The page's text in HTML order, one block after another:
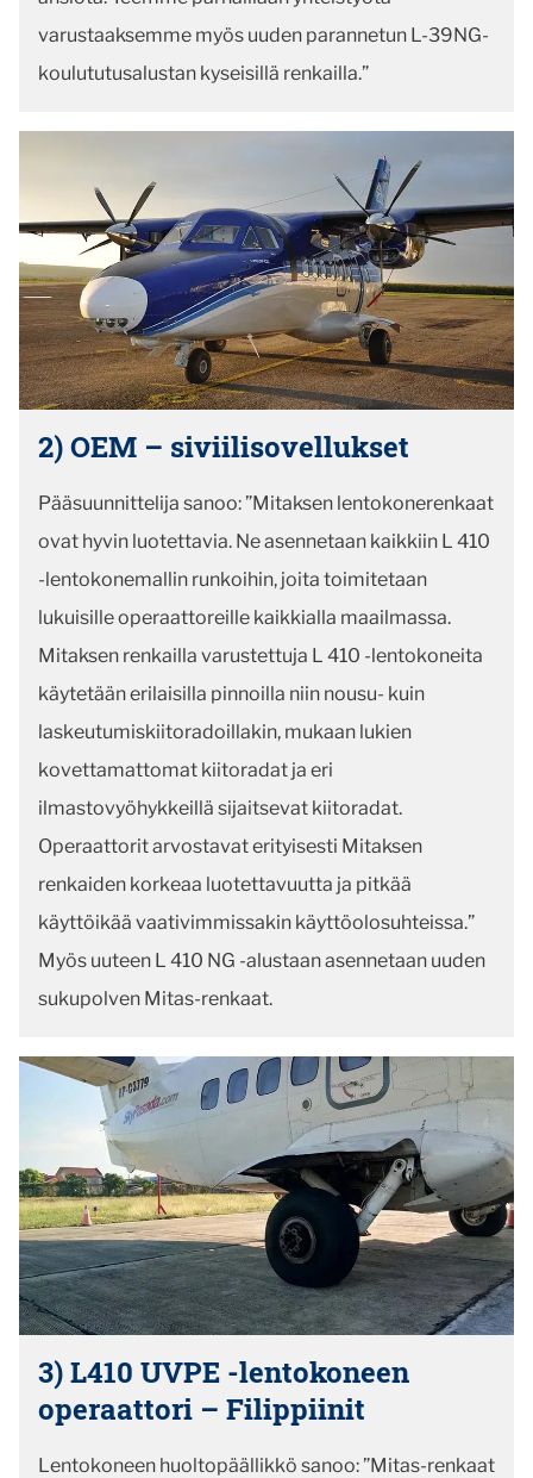
varustaaksemme myös uuden parannetun L-39NG-
koulututusalustan kyseisillä renkailla.”
2) OEM – siviilisovellukset
Pääsuunnittelija sanoo: ”Mitaksen lentokonerenkaat
ovat hyvin luotettavia. Ne asennetaan kaikkiin L 410
-lentokonemallin runkoihin, joita toimitetaan
lukuisille operaattoreille kaikkialla maailmassa.
Mitaksen renkailla varustettuja L 410 -lentokoneita
käytetään erilaisilla pinnoilla niin nousu- kuin
laskeutumiskiitoradoillakin, mukaan lukien
kovettamattomat kiitoradat ja eri
ilmastovyöhykkeillä sijaitsevat kiitoradat.
Operaattorit arvostavat erityisesti Mitaksen
renkaiden korkeaa luotettavuutta ja pitkää
käyttöikää vaativimmissakin käyttöolosuhteissa.”
Myös uuteen L 410 NG -alustaan asennetaan uuden
sukupolven Mitas-renkaat.
3) L410 UVPE -lentokoneen
operaattori – Filippiinit
Lentokoneen huoltopäällikkö sanoo: ”Mitas-renkaat